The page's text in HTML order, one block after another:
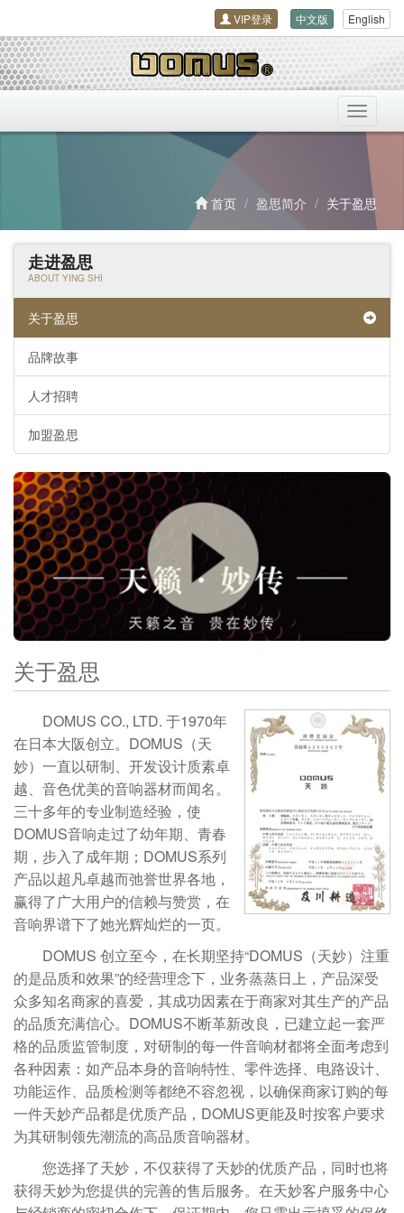
VIP登录 中文版 English
导
航
开
首页
盈思简介 关于盈思
走进盈思
ABOUT YING SHI
关于盈思
品牌故事
人才招聘
加盟盈思
关于盈思
DOMUS CO., LTD. 于1970年
在日本大阪创立。DOMUS（天
妙）一直以研制、开发设计质素卓
越、音色优美的音响器材而闻名。
三十多年的专业制造经验，使
DOMUS音响走过了幼年期、青春
期，步入了成年期；DOMUS系列
产品以超凡卓越而弛誉世界各地，
赢得了广大用户的信赖与赞赏，在
音响界谱下了她光辉灿烂的一页。
DOMUS 创立至今，在长期坚持“DOMUS（天妙）注重
的是品质和效果”的经营理念下，业务蒸蒸日上，产品深受
众多知名商家的喜爱，其成功因素在于商家对其生产的产品
的品质充满信心。DOMUS不断革新改良，已建立起一套严
格的品质监管制度，对研制的每一件音响材都将全面考虑到
各种因素：如产品本身的音响特性、零件选择、电路设计、
功能运作、品质检测等都绝不容忽视，以确保商家订购的每
一件天妙产品都是优质产品，DOMUS更能及时按客户要求
为其研制领先潮流的高品质音响器材。
您选择了天妙，不仅获得了天妙的优质产品，同时也将
获得天妙为您提供的完善的售后服务。在天妙客户服务中心